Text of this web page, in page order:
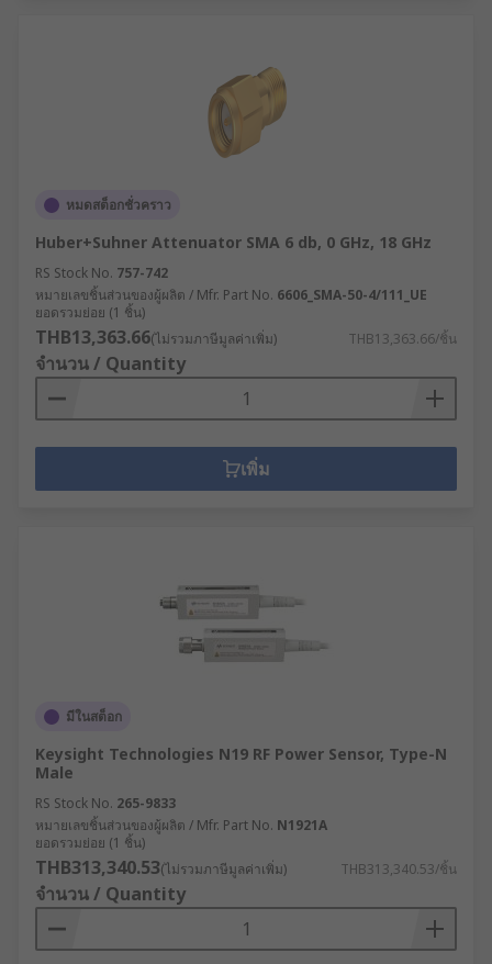
หมดสต็อกชั่วคราว
Huber+Suhner Attenuator SMA 6 db, 0 GHz, 18 GHz
RS Stock No. 757-742
หมายเลขชิ้นส่วนของผู้ผลิต / Mfr. Part No. 6606_SMA-50-4/111_UE
ยอดรวมย่อย (1 ชิ้น)
THB13,363.66(ไม่รวมภาษีมูลค่าเพิ่ม) THB13,363.66/ชิ้น
จำนวน / Quantity
เพิ่ม
มีในสต็อก
Keysight Technologies N19 RF Power Sensor, Type-N
Male
RS Stock No. 265-9833
หมายเลขชิ้นส่วนของผู้ผลิต / Mfr. Part No. N1921A
ยอดรวมย่อย (1 ชิ้น)
THB313,340.53(ไม่รวมภาษีมูลค่าเพิ่ม) THB313,340.53/ชิ้น
จำนวน / Quantity